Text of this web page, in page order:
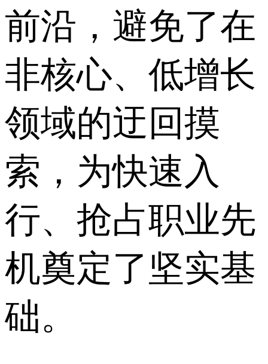
前沿，避免了在
非核心、低增长
领域的迂回摸
索，为快速入
行、抢占职业先
机奠定了坚实基
础。